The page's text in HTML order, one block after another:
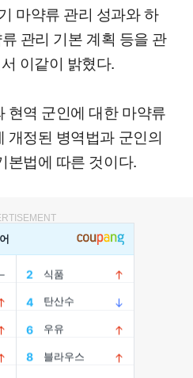
마약류 관리 성과와 하
관리 기본 계획 등을 관
이같이 밝혔다.
현역 군인에 대한 마약류
개정된 병역법과 군인의
본법에 따른 것이다.